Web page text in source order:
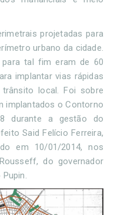
projetadas para
urbano da cidade.
tal fim eram de 60
implantar vias rápidas
local. Foi sobre
implantados o Contorno
durante a gestão do
Said Felício Ferreira,
em 10/01/2014, nos
do governador